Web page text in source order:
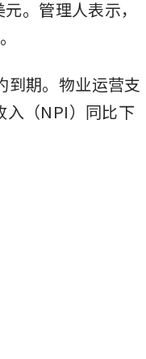
。管理人表示，
到期。物业运营支
入（NPI）同比下